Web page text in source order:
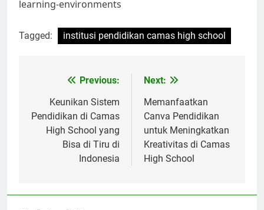
learning-environments
Tagged: institusi pendidikan camas high school
Navigasi
pos
Previous:
Keunikan Sistem
Pendidikan di Camas
High School yang
Bisa di Tiru di
Indonesia
Next:
Memanfaatkan
Canva Pendidikan
untuk Meningkatkan
Kreativitas di Camas
High School